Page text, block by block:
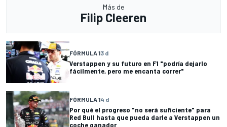
Más de
Filip Cleeren
FÓRMULA 13 d
Verstappen y su futuro en F1 "podría dejarlo
fácilmente, pero me encanta correr"
FÓRMULA 14 d
Por qué el progreso "no será suficiente" para
Red Bull hasta que pueda darle a Verstappen un
coche ganador